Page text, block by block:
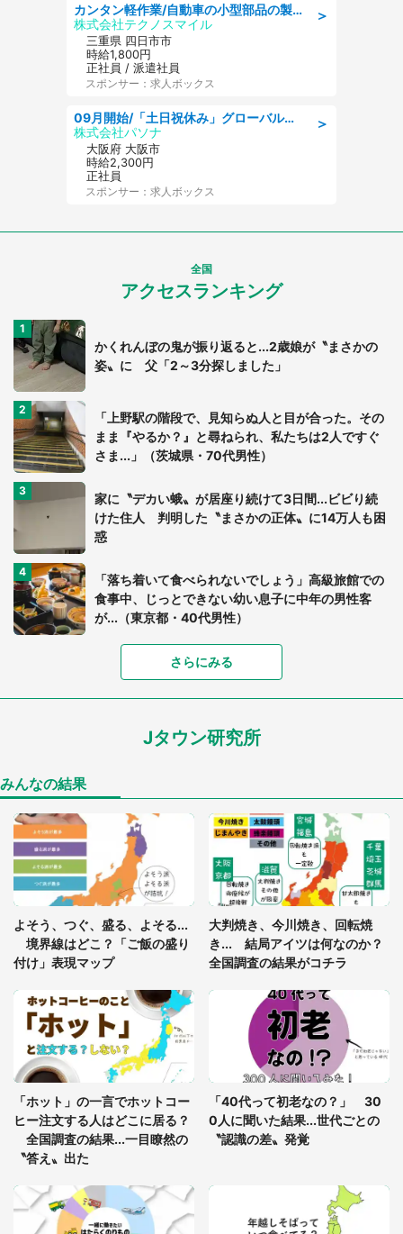
＞
カンタン軽作業/自動車の小型部品の製造オペレーター denso aichi
株式会社テクノスマイル
三重県 四日市市
時給1,800円
正社員 / 派遣社員
スポンサー：求人ボックス
＞
09月開始/「土日祝休み」グローバル企業での産業保健のお仕事/保健師/高時給/残業なし/服装自由
株式会社パソナ
大阪府 大阪市
時給2,300円
正社員
スポンサー：求人ボックス
全国
アクセスランキング
かくれんぼの鬼が振り返ると...2歳娘が〝まさかの
姿〟に 父「2～3分探しました」
「上野駅の階段で、見知らぬ人と目が合った。その
まま『やるか？』と尋ねられ、私たちは2人ですぐ
さま...」（茨城県・70代男性）
家に〝デカい蛾〟が居座り続けて3日間...ビビり続
けた住人 判明した〝まさかの正体〟に14万人も困
惑
「落ち着いて食べられないでしょう」高級旅館での
食事中、じっとできない幼い息子に中年の男性客
が...（東京都・40代男性）
「可愛いのにホラー」「事件性を感じる」 ふわふ
「孫にあげると思って、あなたにこれをあげる」
「ゾワゾワする」「本当に気持ち悪い」 道端でバ
グっちゃってた〝野生の野菜〟に6.5万人戦慄
「閉所恐怖症の私は新幹線で大パニック。隣席の青
年に『手を繋いで』とお願いしたら...」 体験談に
8万人感動
7万人驚がく 「お菓子売り場ならまだしも...」「ハ
ードル高い」
あまりにも四角すぎる猫、激写される 「これもう
座布団だろ」「食パンの耳」と1.4万人困惑
さらにみる
Jタウン研究所
みんなの結果
よそう、つぐ、盛る、よそる...
境界線はどこ？「ご飯の盛り
付け」表現マップ
大判焼き、今川焼き、回転焼
き... 結局アイツは何なのか？
全国調査の結果がコチラ
「ホット」の一言でホットコー
ヒー注文する人はどこに居る？
全国調査の結果...一目瞭然の
〝答え〟出た
「40代って初老なの？」 30
0人に聞いた結果...世代ごとの
〝認識の差〟発覚